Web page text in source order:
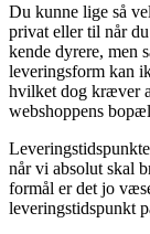
Du kunne lige så
privat eller til når
kende dyrere, men
leveringsform kan
hvilket dog kræver
webshoppens
når vi absolut skal
formål er det jo
leveringstidspunkt